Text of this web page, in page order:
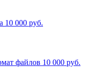
10 000 руб.
файлов 10 000 руб.